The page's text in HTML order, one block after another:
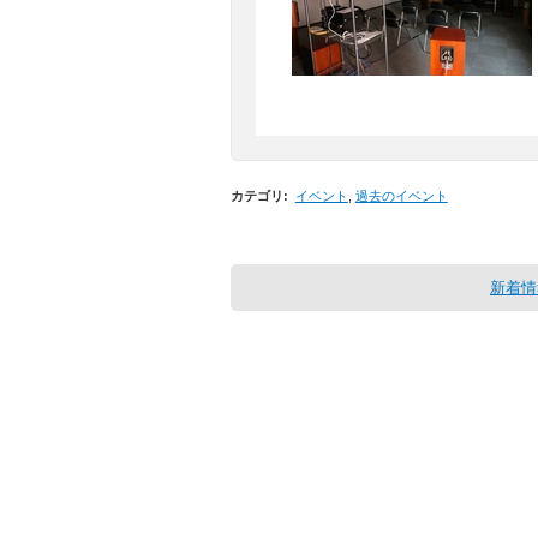
カテゴリ : イベント 過去のイベント
新着